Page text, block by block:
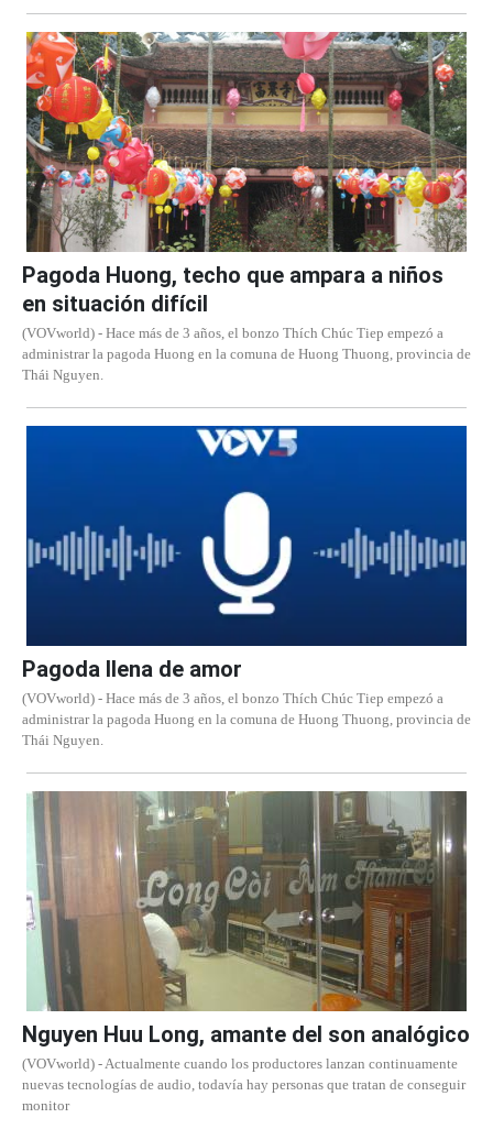
Pagoda Huong, techo que ampara a niños
en situación difícil
(VOVworld) - Hace más de 3 años, el bonzo Thích Chúc Tiep empezó a
administrar la pagoda Huong en la comuna de Huong Thuong, provincia de
Thái Nguyen.
Pagoda llena de amor
(VOVworld) - Hace más de 3 años, el bonzo Thích Chúc Tiep empezó a
administrar la pagoda Huong en la comuna de Huong Thuong, provincia de
Thái Nguyen.
Nguyen Huu Long, amante del son analógico
(VOVworld) - Actualmente cuando los productores lanzan continuamente
nuevas tecnologías de audio, todavía hay personas que tratan de conseguir
monitor